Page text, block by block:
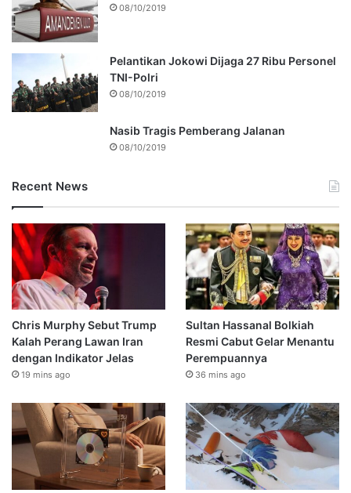
08/10/2019
Pelantikan Jokowi Dijaga 27 Ribu Personel
TNI-Polri
08/10/2019
Nasib Tragis Pemberang Jalanan
08/10/2019
Recent News
Chris Murphy Sebut Trump
Kalah Perang Lawan Iran
dengan Indikator Jelas
19 mins ago
Sultan Hassanal Bolkiah
Resmi Cabut Gelar Menantu
Perempuannya
36 mins ago